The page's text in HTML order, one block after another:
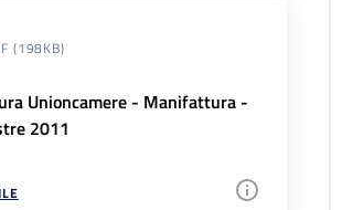
(198KB)
Unioncamere - Manifattura -
2011